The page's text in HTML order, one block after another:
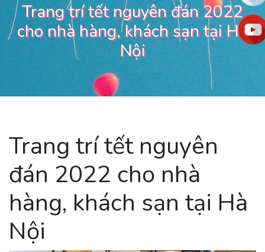
Trang trí tết nguyên đán 2022
cho nhà hàng, khách sạn tại Hà
Nội
Trang trí tết nguyên
đán 2022 cho nhà
hàng, khách sạn tại Hà
Nội